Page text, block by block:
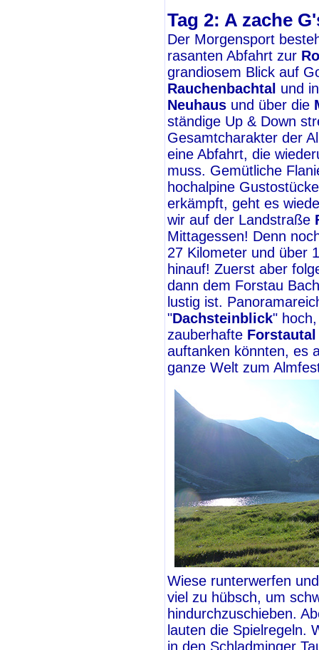
Tag 2: A zache
Der Morgensport
rasanten Abfahrt zur
grandiosem Blick auf
Rauchenbachtal und
Neuhaus und über die
ständige Up & Down
Gesamtcharakter der
eine Abfahrt, die
muss. Gemütliche
hochalpine
erkämpft, geht es
wir auf der Landstraße
Mittagessen! Denn
27 Kilometer und über
hinauf! Zuerst aber
dann dem Forstau
lustig ist.
"Dachsteinblick"
zauberhafte Forstautal
auftanken könnten, es
ganze Welt zum
Wiese runterwerfen
viel zu hübsch, um
hindurchzuschieben.
lauten die Spielregeln.
in den Schladminger